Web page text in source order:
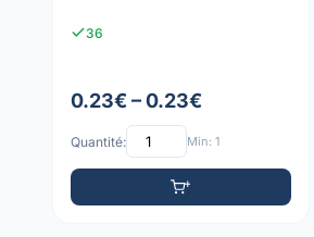
36
0.23€ – 0.23€
Quantité: Min: 1